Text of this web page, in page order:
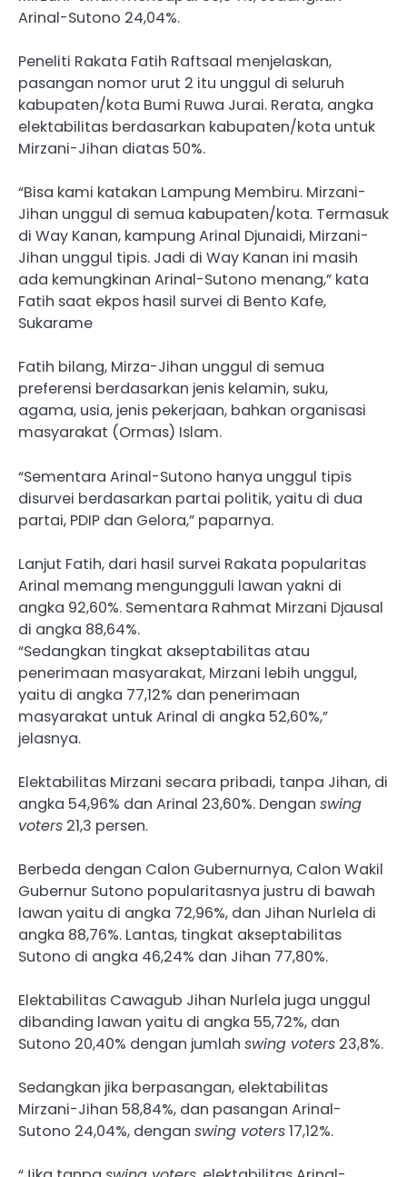
Arinal-Sutono 24,04%.
Peneliti Rakata Fatih Raftsaal menjelaskan,
pasangan nomor urut 2 itu unggul di seluruh
kabupaten/kota Bumi Ruwa Jurai. Rerata, angka
elektabilitas berdasarkan kabupaten/kota untuk
Mirzani-Jihan diatas 50%.
“Bisa kami katakan Lampung Membiru. Mirzani-
Jihan unggul di semua kabupaten/kota. Termasuk
di Way Kanan, kampung Arinal Djunaidi, Mirzani-
Jihan unggul tipis. Jadi di Way Kanan ini masih
ada kemungkinan Arinal-Sutono menang,” kata
Fatih saat ekpos hasil survei di Bento Kafe,
Sukarame
Fatih bilang, Mirza-Jihan unggul di semua
preferensi berdasarkan jenis kelamin, suku,
agama, usia, jenis pekerjaan, bahkan organisasi
masyarakat (Ormas) Islam.
“Sementara Arinal-Sutono hanya unggul tipis
disurvei berdasarkan partai politik, yaitu di dua
partai, PDIP dan Gelora,” paparnya.
Lanjut Fatih, dari hasil survei Rakata popularitas
Arinal memang mengungguli lawan yakni di
angka 92,60%. Sementara Rahmat Mirzani Djausal
di angka 88,64%.
“Sedangkan tingkat akseptabilitas atau
penerimaan masyarakat, Mirzani lebih unggul,
yaitu di angka 77,12% dan penerimaan
masyarakat untuk Arinal di angka 52,60%,”
jelasnya.
Elektabilitas Mirzani secara pribadi, tanpa Jihan, di
angka 54,96% dan Arinal 23,60%. Dengan swing
voters 21,3 persen.
Berbeda dengan Calon Gubernurnya, Calon Wakil
Gubernur Sutono popularitasnya justru di bawah
lawan yaitu di angka 72,96%, dan Jihan Nurlela di
angka 88,76%. Lantas, tingkat akseptabilitas
Sutono di angka 46,24% dan Jihan 77,80%.
Elektabilitas Cawagub Jihan Nurlela juga unggul
dibanding lawan yaitu di angka 55,72%, dan
Sutono 20,40% dengan jumlah swing voters 23,8%.
Sedangkan jika berpasangan, elektabilitas
Mirzani-Jihan 58,84%, dan pasangan Arinal-
Sutono 24,04%, dengan swing voters17,12%.